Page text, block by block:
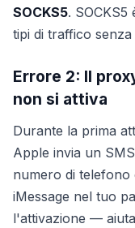
SOCKS5.
tipi di traffico senza
Errore 2: Il
non si attiva
Durante la prima
Apple invia un
numero di
iMessage nel tuo
l'attivazione —